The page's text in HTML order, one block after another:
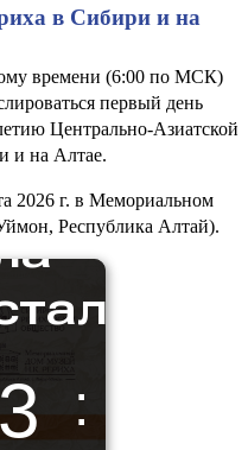
в Сибири и на
времени (6:00 по МСК)
первый день
Центрально-Азиатской
и на Алтае.
2026 г. в Мемориальном
Республика Алтай).